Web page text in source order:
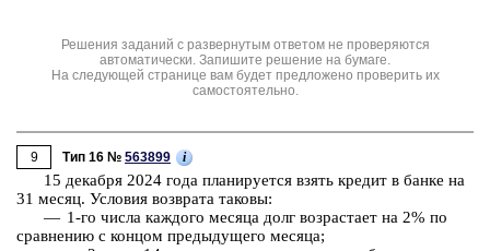
Решения заданий с развернутым ответом не проверяются
автоматически. Запишите решение на бумаге.
На следующей странице вам будет предложено проверить их
самостоятельно.
9 Тип 16 № 563899 i
15 де­каб­ря 2024 года пла­ни­ру­ет­ся взять кре­дит в банке на
31 месяц. Усло­вия воз­вра­та та­ко­вы:
— 1-⁠го числа каж­до­го ме­ся­ца долг воз­рас­та­ет на 2% по
срав­не­нию с кон­цом преды­ду­ще­го ме­ся­ца;